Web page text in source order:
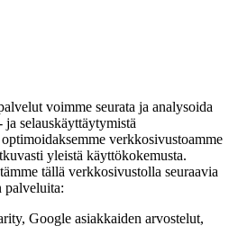
voimme seurata ja analysoida
selauskäyttäytymistä
verkkosivustoamme
yleistä käyttökokemusta.
tällä verkkosivustolla seuraavia
palveluita:
Google asiakkaiden arvostelut,